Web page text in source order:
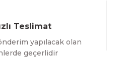
Teslimat
yapılacak olan
geçerlidir